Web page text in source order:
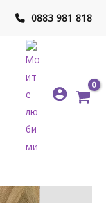
0883 981 818